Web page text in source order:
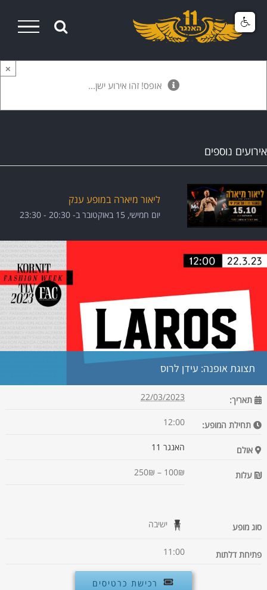
Skip
×
אופס! זהו אירוע ישן...
אירועים נוספים
ליאור מיארה במופע ענק
יום חמישי, 15 באוקטובר ב- 20:30 -
23:30
תצוגת אופנה: עידן לרוס
תאריך: 22/03/2023
תחילת המופע: 12:00
אולם האנגר 11
עלות 100₪ – 250₪
סוג מופע ישיבה
פתיחת דלתות 11:00
רכישת כרטיסים